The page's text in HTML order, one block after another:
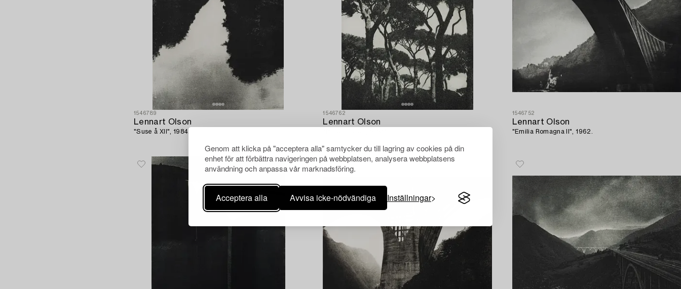
Genom att klicka på "acceptera alla" samtycker du till lagring av cookies på din
enhet för att förbättra navigeringen på webbplatsen, analysera webbplatsens
användning och anpassa vår marknadsföring.
Acceptera alla Avvisa icke-nödvändiga Inställningar
1546789
Lennart Olson
"Suse å XII", 1984.
1546762
Lennart Olson
1546752
Lennart Olson
"Emilia Romagna II", 1962.